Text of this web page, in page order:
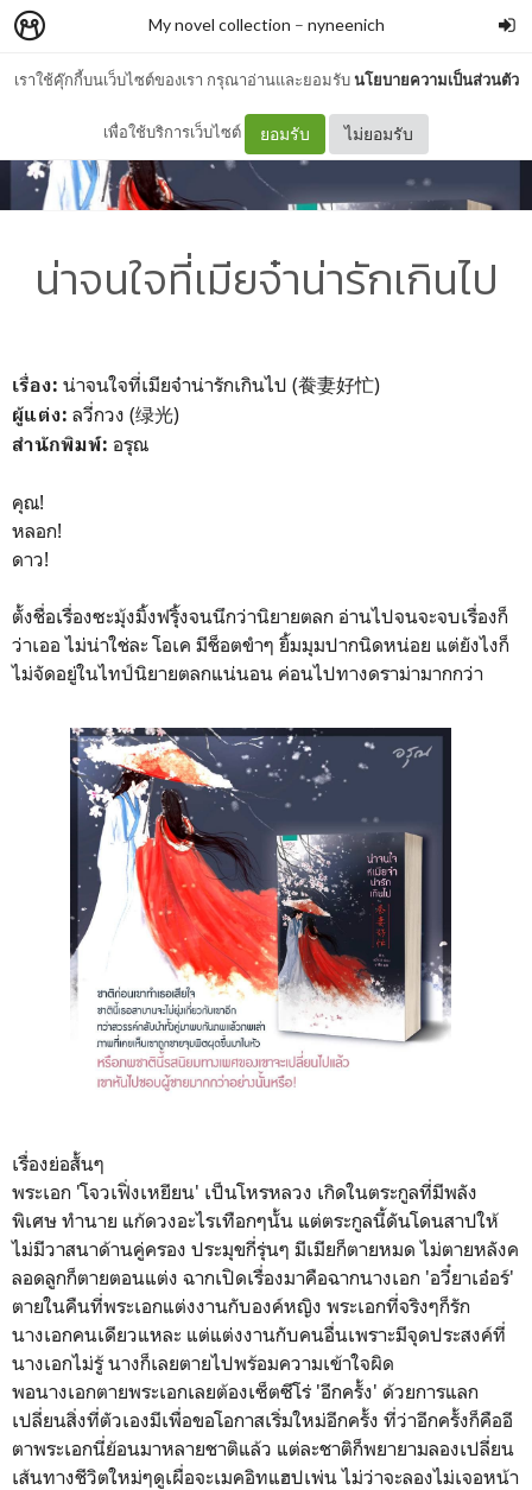
เราใช้คุ๊กกี้บนเว็บไซต์ของเรา กรุณาอ่านและยอมรับนโยบายความเป็นส่วนตัว
เพื่อใช้บริการเว็บไซต์ ยอมรับ ไม่ยอมรับ
My novel collection – nyneenich
น่าจนใจที่เมียจ๋าน่ารักเกินไป
เรื่อง: น่าจนใจที่เมียจ๋าน่ารักเกินไป (飬妻好忙)
ผู้แต่ง: ลวี่กวง (绿光)
สำนักพิมพ์: อรุณ
คุณ!
หลอก!
ดาว!
ตั้งชื่อเรื่องซะมุ้งมิ้งฟรุิ้งจนนึกว่านิยายตลก อ่านไปจนจะจบเรื่องก็
ว่าเออ ไม่น่าใช่ละ โอเค มีช็อตขำๆ ยิ้มมุมปากนิดหน่อย แต่ยังไงก็
ไม่จัดอยู่ในไทป์นิยายตลกแน่นอน ค่อนไปทางดราม่ามากกว่า
เรื่องย่อสั้นๆ
พระเอก 'โจวเฟิ่งเหยียน' เป็นโหรหลวง เกิดในตระกูลที่มีพลัง
พิเศษ ทำนาย แก้ดวงอะไรเทือกๆนั้น แต่ตระกูลนี้ดันโดนสาปให้
ไม่มีวาสนาด้านคู่ครอง ประมุขกี่รุ่นๆ มีเมียก็ตายหมด ไม่ตายหลังค
ลอดลูกก็ตายตอนแต่ง ฉากเปิดเรื่องมาคือฉากนางเอก 'อวี๋ยาเอ๋อร์'
ตายในคืนที่พระเอกแต่งงานกับองค์หญิง พระเอกที่จริงๆก็รัก
นางเอกคนเดียวแหละ แต่แต่งงานกับคนอื่นเพราะมีจุดประสงค์ที่
นางเอกไม่รู้ นางก็เลยตายไปพร้อมความเข้าใจผิด
พอนางเอกตายพระเอกเลยต้องเซ็ตซีโร่ 'อีกครั้ง' ด้วยการแลก
เปลี่ยนสิ่งที่ตัวเองมีเพื่อขอโอกาสเริ่มใหม่อีกครั้ง ที่ว่าอีกครั้งก็คืออี
ตาพระเอกนี่ย้อนมาหลายชาติแล้ว แต่ละชาติก็พยายามลองเปลี่ยน
เส้นทางชีวิตใหม่ๆดูเผื่อจะเมคอิทแฮปเพ่น ไม่ว่าจะลองไม่เจอหน้า